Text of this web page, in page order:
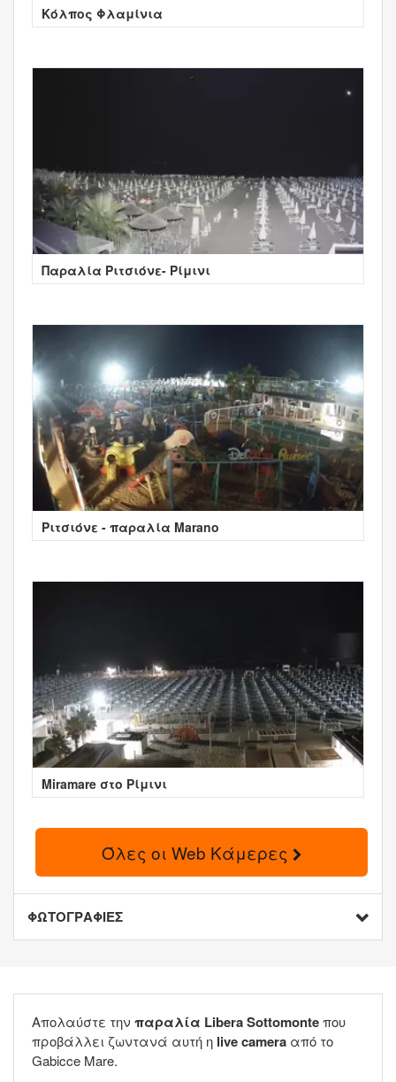
Κόλπος Φλαμίνια
Παραλία Ριτσιόνε- Ρίμινι
Ριτσιόνε - παραλία Marano
Miramare στο Ρίμινι
Όλες οι Web Κάμερες
ΦΩΤΟΓΡΑΦΙΕΣ
Απολαύστε την παραλία Libera Sottomonteπου
προβάλλει ζωντανά αυτή η live camera από το
Gabicce Mare.